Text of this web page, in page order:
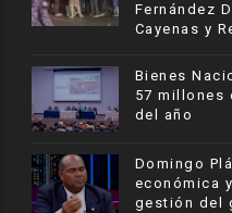
Fernández
Cayenas y
Bienes
57 millones
del año
​Domingo
económica
gestión del